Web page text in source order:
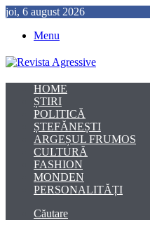
joi, 6 august 2026
Menu
HOME
ȘTIRI
POLITICĂ
ȘTEFĂNEȘTI
ARGEȘUL FRUMOS
CULTURĂ
FASHION
MONDEN
PERSONALITĂȚI
Căutare